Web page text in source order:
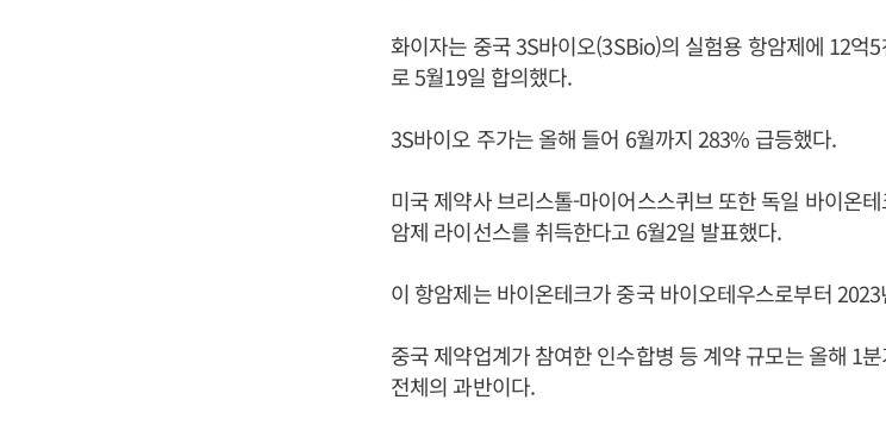
화이자는 중국 3S바이오(3SBio)의 실험용 항암제에 12억
로 5월19일 합의했다.
3S바이오 주가는 올해 들어 6월까지 283% 급등했다.
미국 제약사 브리스톨-마이어스스퀴브 또한 독일 바이온
암제 라이선스를 취득한다고 6월2일 발표했다.
이 항암제는 바이온테크가 중국 바이오테우스로부터
중국 제약업계가 참여한 인수합병 등 계약 규모는 올해 1
전체의 과반이다.